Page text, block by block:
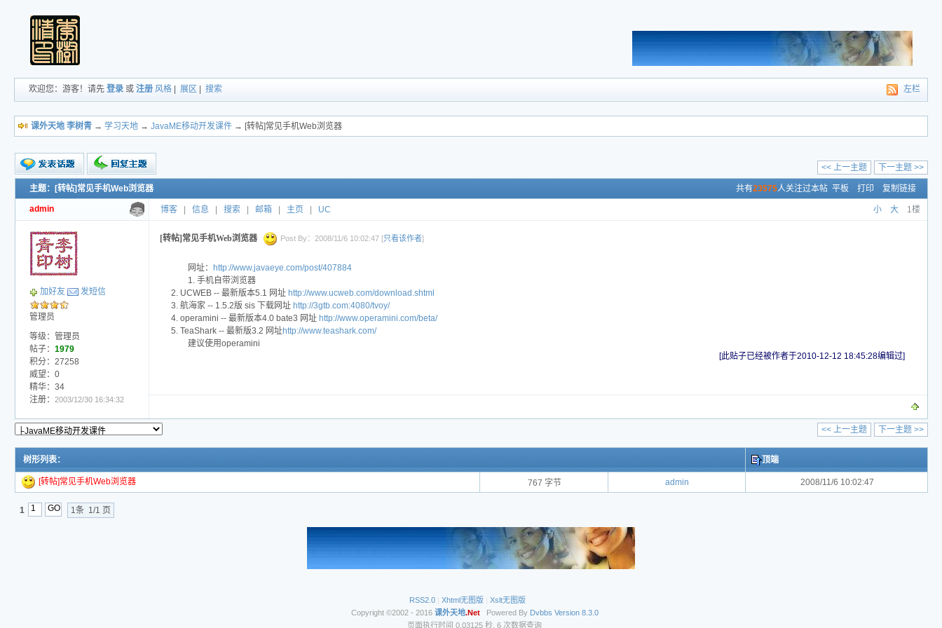
左栏
欢迎您：游客！请先登录 或注册 风格 |展区 |搜索
课外天地 李树青 →学习天地 →JavaME移动开发课件 → [转帖]常见手机Web浏览器
新的主题
投票帖
交易帖
小字报
下一主题 >>
<< 上一主题
共有23575人关注过本帖 平板 打印 复制链接
主题：[转帖]常见手机Web浏览器
admin 小 大 1楼
博客 信息 搜索 邮箱 主页 UC
加好友 发短信
管理员
等级：管理员
帖子： 1979
积分：27258
威望：0
精华：34
注册：
2003/12/30 16:34:32
[转帖]常见手机Web浏览器 Post By：2008/11/6 10:02:47 [只看该作者]
网址：
http://www.javaeye.com/post/407884
1. 手机自带浏览器
2. UCWEB -- 最新版本5.1 网址 http://www.ucweb.com/download.shtml
3. 航海家 -- 1.5.2版 sis 下载网址 http://3gtb.com:4080/tvoy/
4. operamini -- 最新版本4.0 bate3 网址 http://www.operamini.com/beta/
5. TeaShark -- 最新版3.2 网址http://www.teashark.com/
建议使用operamini
[此贴子已经被作者于2010-12-12 18:45:28编辑过]
下一主题 >>
<< 上一主题
树形列表： 顶端
[转帖]常见手机Web浏览器 767 字节 admin 2008/11/6 10:02:47
1 1条 1/1 页
RSS2.0 | Xhtml无图版 | Xslt无图版
Copyright ©2002 - 2016 课外天地.NetPowered By Dvbbs Version 8.3.0
页面执行时间 0.03125 秒, 6 次数据查询